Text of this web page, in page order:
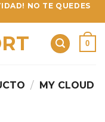
NO TE QUEDES
0
/ MY CLOUD